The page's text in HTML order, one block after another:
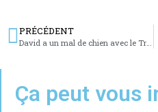
PRÉCÉDENT
David a un mal de chien avec le Training Club Canin d’Enchenberg !
Ça peut vous